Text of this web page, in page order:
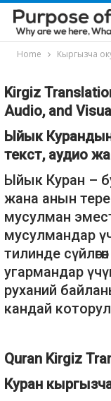
Home Кыргызча
Kirgiz
Audio, and
Ыйык
текст, аудио
Ыйык Куран –
жана анын
мусулман
мусулмандар
тилинде
угармандар
руханий
кандай
Quran Kirgiz
Куран